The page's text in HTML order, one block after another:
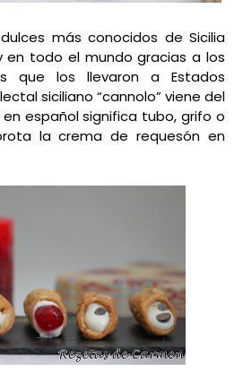
más conocidos de Sicilia
en todo el mundo gracias a los
que los llevaron a Estados
siciliano “cannolo” viene del
en español significa tubo, grifo o
la crema de requesón en